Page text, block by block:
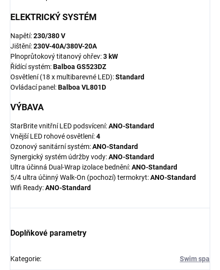
ELEKTRICKÝ SYSTÉM
Napětí:230/380 V
Jištění:230V-40A/380V-20A
Plnoprůtokový titanový ohřev:3 kW
Řídící systém:Balboa GS523DZ
Osvětlení (18 x multibarevné LED):Standard
Ovládací panel:Balboa VL801D
VÝBAVA
StarBrite vnitřní LED podsvícení:ANO-Standard
Vnější LED rohové osvětlení:4
Ozonový sanitární systém:ANO-Standard
Synergický systém údržby vody:ANO-Standard
Ultra účinná Dual-Wrap izolace bednění:ANO-Standard
5/4 ultra účinný Walk-On (pochozí) termokryt:ANO-Standard
Wifi Ready:ANO-Standard
Doplňkové parametry
Kategorie: Swim spa